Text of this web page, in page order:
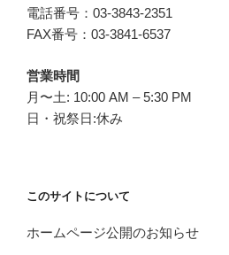
電話番号：03-3843-2351
FAX番号：03-3841-6537
営業時間
月〜土: 10:00 AM – 5:30 PM
日・祝祭日:休み
このサイトについて
ホームページ公開のお知らせ